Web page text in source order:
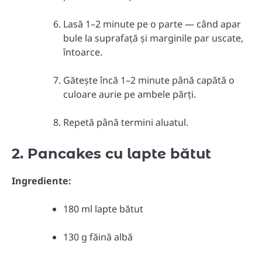
Lasă 1–2 minute pe o parte — când apar
bule la suprafață și marginile par uscate,
întoarce.
Gătește încă 1–2 minute până capătă o
culoare aurie pe ambele părți.
Repetă până termini aluatul.
2. Pancakes cu lapte bătut
Ingrediente:
180 ml lapte bătut
130 g făină albă